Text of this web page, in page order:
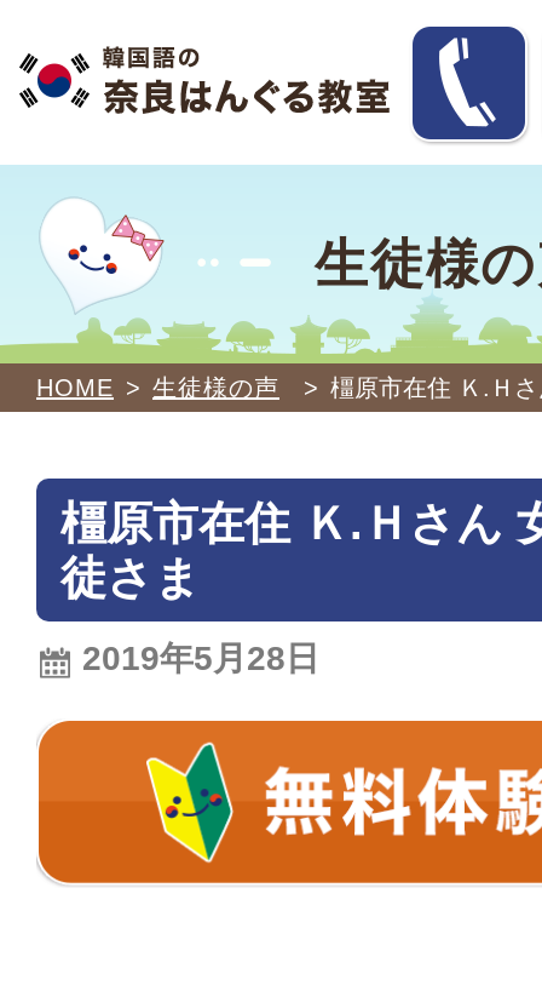
生徒様
HOME > 生徒様の声 > 橿原市在住 Ｋ.Ｈ
橿原市在住 Ｋ.Ｈさん
徒さま
2019年5月28日